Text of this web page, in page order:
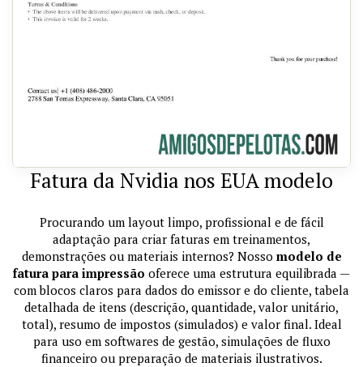
Fatura da Nvidia nos EUA modelo
Procurando um layout limpo, profissional e de fácil
adaptação para criar faturas em treinamentos,
demonstrações ou materiais internos? Nosso modelo de
fatura para impressão oferece uma estrutura equilibrada —
com blocos claros para dados do emissor e do cliente, tabela
detalhada de itens (descrição, quantidade, valor unitário,
total), resumo de impostos (simulados) e valor final. Ideal
para uso em softwares de gestão, simulações de fluxo
financeiro ou preparação de materiais ilustrativos.